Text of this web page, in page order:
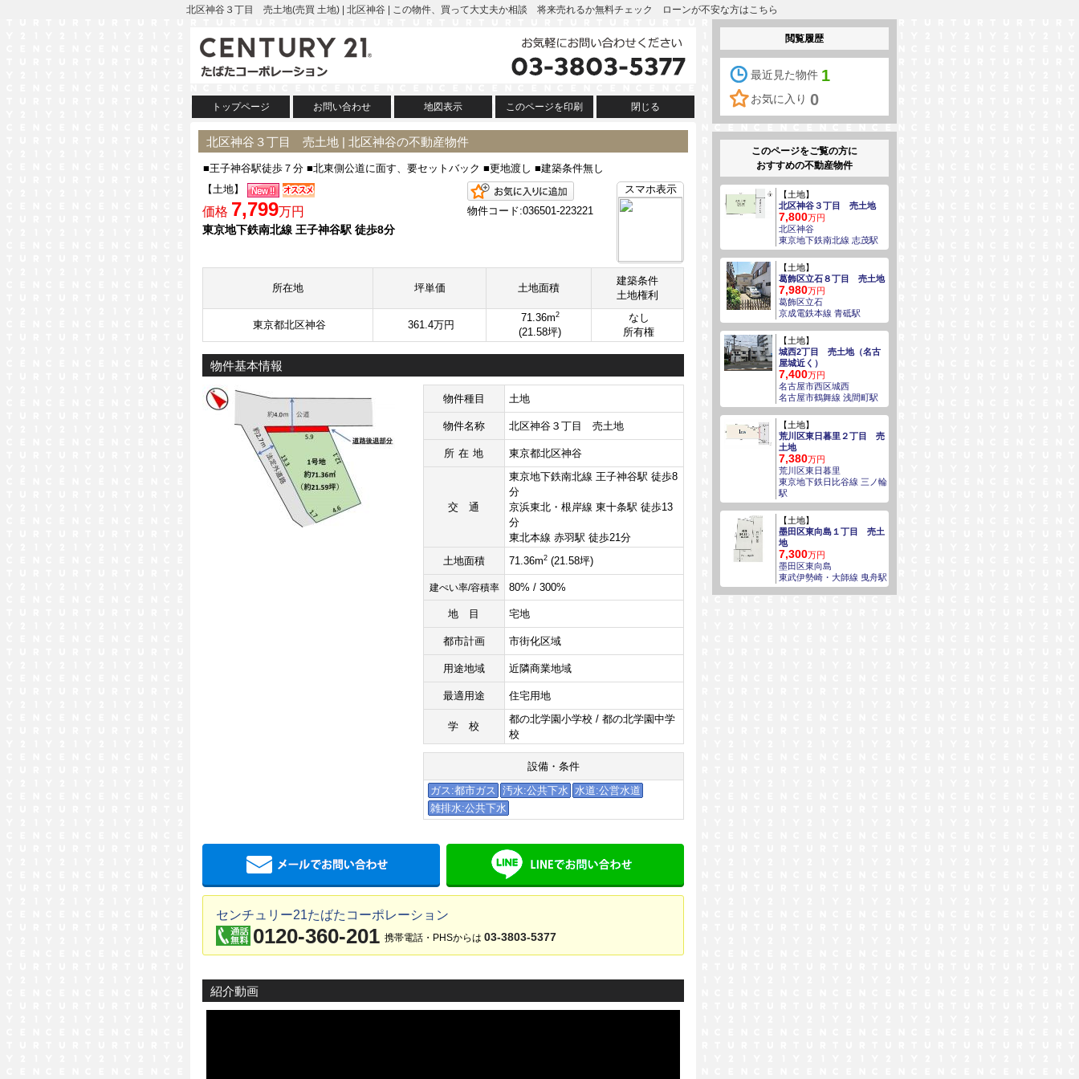
北区神谷３丁目 売土地(売買 土地) | 北区神谷 | この物件、買って大丈夫か相談 将来売れるか無料チェック ローンが不安な方はこちら
トップページ お問い合わせ 地図表示 このページを印刷 閉じる
北区神谷３丁目 売土地 | 北区神谷の不動産物件
■王子神谷駅徒歩７分 ■北東側公道に面す、要セットバック ■更地渡し ■建築条件無し
【土地】
価格 7,799万円
東京地下鉄南北線 王子神谷駅 徒歩8分
スマホ表示
お気に入りに追加
物件コード:036501-223221
所在地 坪単価 土地面積
建築条件
土地権利
東京都北区神谷 361.4万円
71.36m2
(21.58坪)
なし
所有権
物件基本情報
物件種目 土地
物件名称 北区神谷３丁目 売土地
所在地 東京都北区神谷
交通
東京地下鉄南北線 王子神谷駅 徒歩8
分
京浜東北・根岸線 東十条駅 徒歩13
分
東北本線 赤羽駅 徒歩21分
土地面積
71.36m2 (21.58坪)
建ぺい率/容積率 80% / 300%
地目 宅地
都市計画 市街化区域
用途地域 近隣商業地域
最適用途 住宅用地
学校
都の北学園小学校 / 都の北学園中学
校
設備・条件
ガス:都市ガス
汚水:公共下水 水道:公営水道
雑排水:公共下水
メールでお問い合わせ
センチュリー21たばたコーポレーション
0120-360-201 携帯電話・PHSからは 03-3803-5377
紹介動画
閲覧履歴
最近見た物件 1
お気に入り 0
このページをご覧の方に
おすすめの不動産物件
【土地】
北区神谷３丁目 売土地
7,800万円
北区神谷
東京地下鉄南北線 志茂駅
【土地】
葛飾区立石８丁目 売土地
7,980万円
葛飾区立石
京成電鉄本線 青砥駅
【土地】
城西2丁目 売土地（名古
屋城近く）
7,400万円
名古屋市西区城西
名古屋市鶴舞線 浅間町駅
【土地】
荒川区東日暮里２丁目 売
土地
7,380万円
荒川区東日暮里
東京地下鉄日比谷線 三ノ輪
駅
【土地】
墨田区東向島１丁目 売土
地
7,300万円
墨田区東向島
東武伊勢崎・大師線 曳舟駅